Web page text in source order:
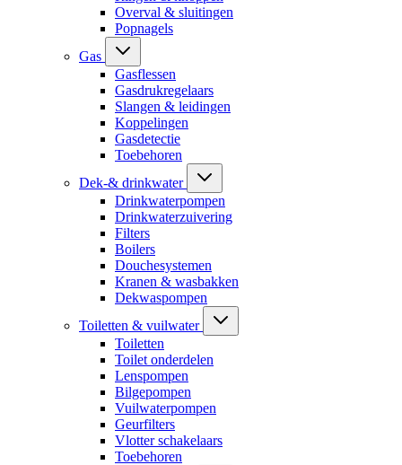
Overval & sluitingen
Popnagels
Gas
Gasflessen
Gasdrukregelaars
Slangen & leidingen
Koppelingen
Gasdetectie
Toebehoren
Dek-& drinkwater
Drinkwaterpompen
Drinkwaterzuivering
Filters
Boilers
Douchesystemen
Kranen & wasbakken
Dekwaspompen
Toiletten & vuilwater
Toiletten
Toilet onderdelen
Lenspompen
Bilgepompen
Vuilwaterpompen
Geurfilters
Vlotter schakelaars
Toebehoren